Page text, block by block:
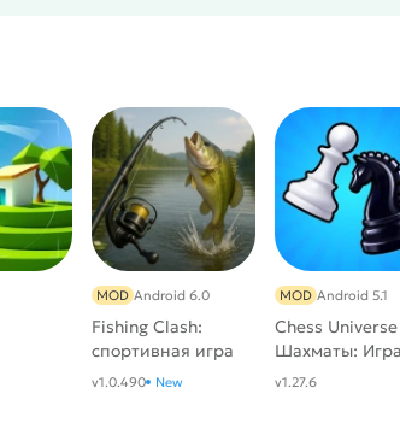
Fishing Clash:
спортивная игра
[Мод: Рыба не
MOD Android 6.0
v1.0.490 New
Chess
Шахматы:
онлайн и
MOD Android 5.1
v1.27.6